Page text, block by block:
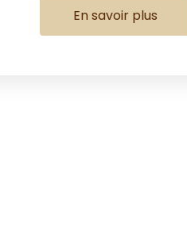
En savoir plus